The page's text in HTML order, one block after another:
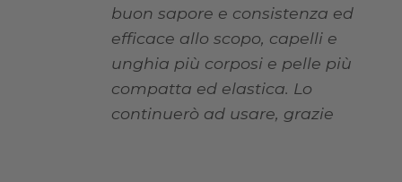
buon sapore e consistenza ed
efficace allo scopo, capelli e
unghia più corposi e pelle più
compatta ed elastica. Lo
continuerò ad usare, grazie